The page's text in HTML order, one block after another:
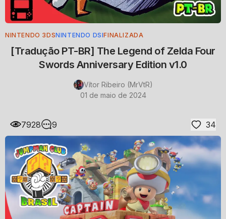
NINTENDO 3DSNINTENDO DSIFINALIZADA
[Tradução PT-BR] The Legend of Zelda Four
Swords Anniversary Edition v1.0
Vítor Ribeiro (MrVtR)
01 de maio de 2024
7928 9 34